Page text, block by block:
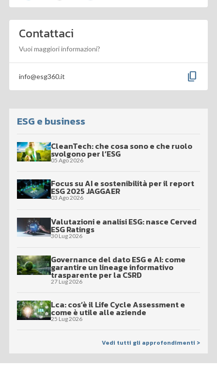
Contattaci
Vuoi maggiori informazioni?
info@esg360.it content_copy
ESG e business
CleanTech: che cosa sono e che ruolo
svolgono per l’ESG
05 Ago 2026
Focus su AI e sostenibilità per il report
ESG 2025 JAGGAER
03 Ago 2026
Valutazioni e analisi ESG: nasce Cerved
ESG Ratings
30 Lug 2026
Governance del dato ESG e AI: come
garantire un lineage informativo
trasparente per la CSRD
27 Lug 2026
Lca: cos’è il Life Cycle Assessment e
come è utile alle aziende
25 Lug 2026
Vedi tutti gli approfondimenti >